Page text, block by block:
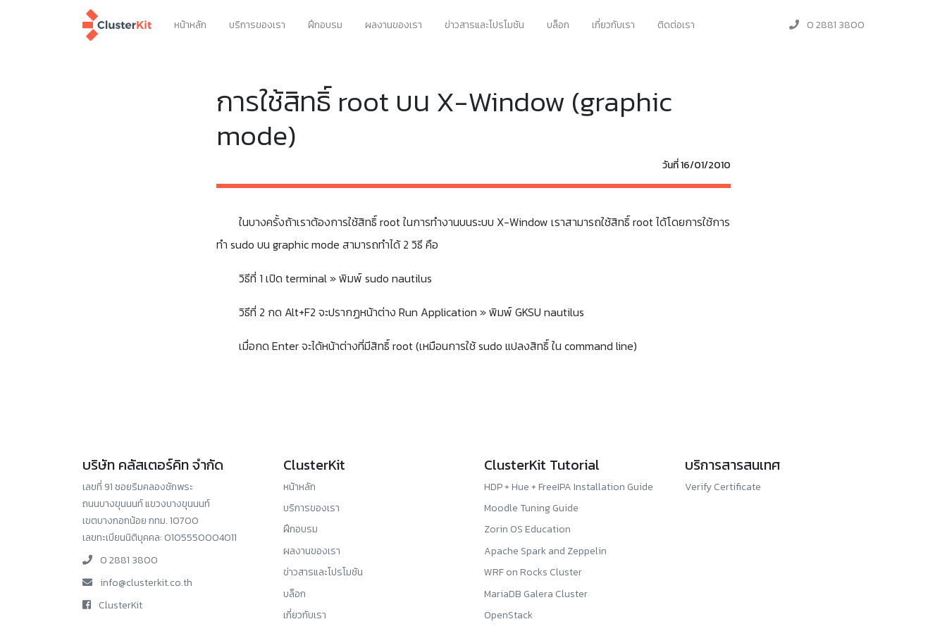
หน้าหลัก บริการของเรา ฝึกอบรม ผลงานของเรา ข่าวสารและโปรโมชัน บล็อก เกี่ยวกับเรา ติดต่อเรา 0 2881 3800
การใช้สิทธิ์ root บน X-Window (graphic
mode)
วันที่ 16/01/2010
ในบางครั้งถ้าเราต้องการใช้สิทธิ์ root ในการทำงานบนระบบ X-Window เราสามารถใช้สิทธิ์ root ได้โดยการใช้การ
ทำ sudo บน graphic mode สามารถทำได้ 2 วิธี คือ
วิธีที่ 1 เปิด terminal » พิมพ์ sudo nautilus
วิธีที่ 2 กด Alt+F2 จะปรากฏหน้าต่าง Run Application » พิมพ์ GKSU nautilus
เมื่อกด Enter จะได้หน้าต่างที่มีสิทธิ์ root (เหมือนการใช้ sudo แปลงสิทธิ์ ใน command line)
บริษัท คลัสเตอร์คิท จำกัด
เลขที่ 91 ซอยริมคลองชักพระ
ถนนบางขุนนนท์ แขวงบางขุนนนท์
เขตบางกอกน้อย กทม. 10700
เลขทะเบียนนิติบุคคล: 0105550004011
0 2881 3800
info@clusterkit.co.th
ClusterKit
ClusterKit
หน้าหลัก
บริการของเรา
ฝึกอบรม
ผลงานของเรา
ข่าวสารและโปรโมชัน
บล็อก
เกี่ยวกับเรา
ClusterKit Tutorial
HDP + Hue + FreeIPA Installation Guide
Moodle Tuning Guide
Zorin OS Education
Apache Spark and Zeppelin
WRF on Rocks Cluster
MariaDB Galera Cluster
OpenStack
บริการสารสนเทศ
Verify Certificate